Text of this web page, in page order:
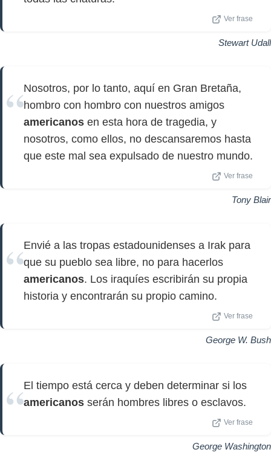
Ver frase
Stewart Udall
Nosotros, por lo tanto, aquí en Gran Bretaña,
hombro con hombro con nuestros amigos
americanos en esta hora de tragedia, y
nosotros, como ellos, no descansaremos hasta
que este mal sea expulsado de nuestro mundo.
Ver frase
Tony Blair
Envié a las tropas estadounidenses a Irak para
que su pueblo sea libre, no para hacerlos
americanos. Los iraquíes escribirán su propia
historia y encontrarán su propio camino.
Ver frase
George W. Bush
El tiempo está cerca y deben determinar si los
americanos serán hombres libres o esclavos.
Ver frase
George Washington